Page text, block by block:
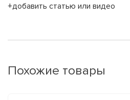
+добавить статью или видео
Похожие товары